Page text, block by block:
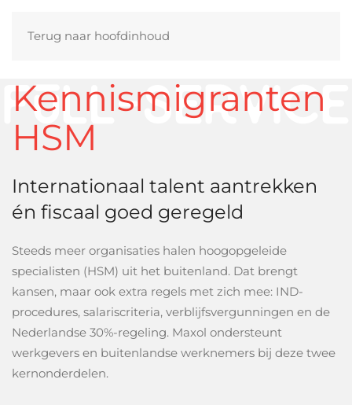
Terug naar hoofdinhoud
Kennismigranten
HSM
Internationaal talent aantrekken
én fiscaal goed geregeld
Steeds meer organisaties halen hoogopgeleide
specialisten (HSM) uit het buitenland. Dat brengt
kansen, maar ook extra regels met zich mee: IND-
procedures, salariscriteria, verblijfsvergunningen en de
Nederlandse 30%-regeling. Maxol ondersteunt
werkgevers en buitenlandse werknemers bij deze twee
kernonderdelen.